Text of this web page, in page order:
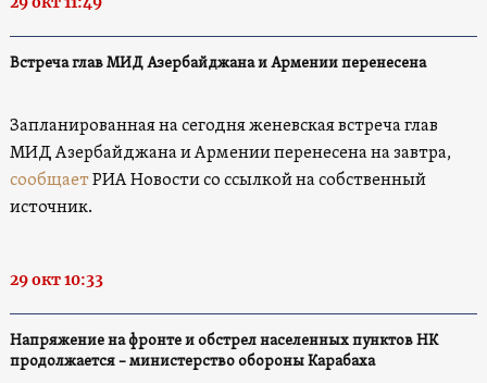
Встреча глав МИД Азербайджана и Армении перенесена
Запланированная на сегодня женевская встреча глав
МИД Азербайджана и Армении перенесена на завтра,
сообщаетРИА Новости со ссылкой на собственный
источник.
29 окт 10:33
Напряжение на фронте и обстрел населенных пунктов НК
продолжается – министерство обороны Карабаха